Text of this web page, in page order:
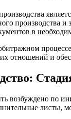
производства
в
отношений и
возбуждено по
листы,